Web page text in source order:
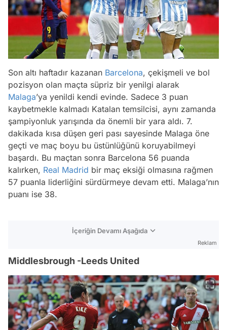
Son altı haftadır kazanan Barcelona, çekişmeli ve bol
pozisyon olan maçta süpriz bir yenilgi alarak
Malaga’ya yenildi kendi evinde. Sadece 3 puan
kaybetmekle kalmadı Katalan temsilcisi, aynı zamanda
şampiyonluk yarışında da önemli bir yara aldı. 7.
dakikada kısa düşen geri pası sayesinde Malaga öne
geçti ve maç boyu bu üstünlüğünü koruyabilmeyi
başardı. Bu maçtan sonra Barcelona 56 puanda
kalırken, Real Madrid bir maç eksiği olmasına rağmen
57 puanla liderliğini sürdürmeye devam etti. Malaga’nın
puanı ise 38.
İçeriğin Devamı Aşağıda
Reklam
Middlesbrough -Leeds United